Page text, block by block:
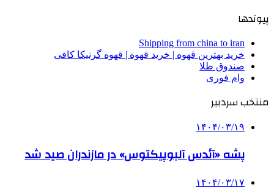
پیوندها
Shipping from china to iran
خرید بهترین قهوه | خرید قهوه | قهوه گرنیکا کافی
صندوق طلا
وام فوری
منتخب سردبیر
۱۴۰۴/۰۳/۱۹
پشه «آئدس آلبوپیکتوس» در مازندران صید شد
۱۴۰۴/۰۳/۱۷